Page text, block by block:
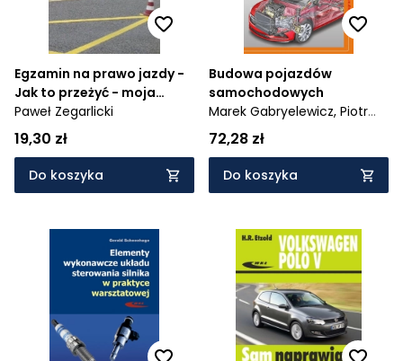
Egzamin na prawo jazdy -
Jak to przeżyć - moja
strona medalu
Paweł Zegarlicki
19,30 zł
Do koszyka
Budowa pojazdów
samochodowych
Marek Gabryelewicz, Piotr
Zając
72,28 zł
Do koszyka